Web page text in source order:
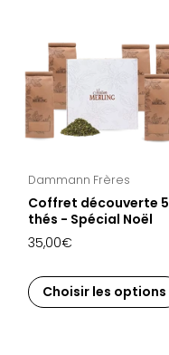
Dammann Frères
Coffret découverte 5
thés - Spécial Noël
35,00€
Choisir les options